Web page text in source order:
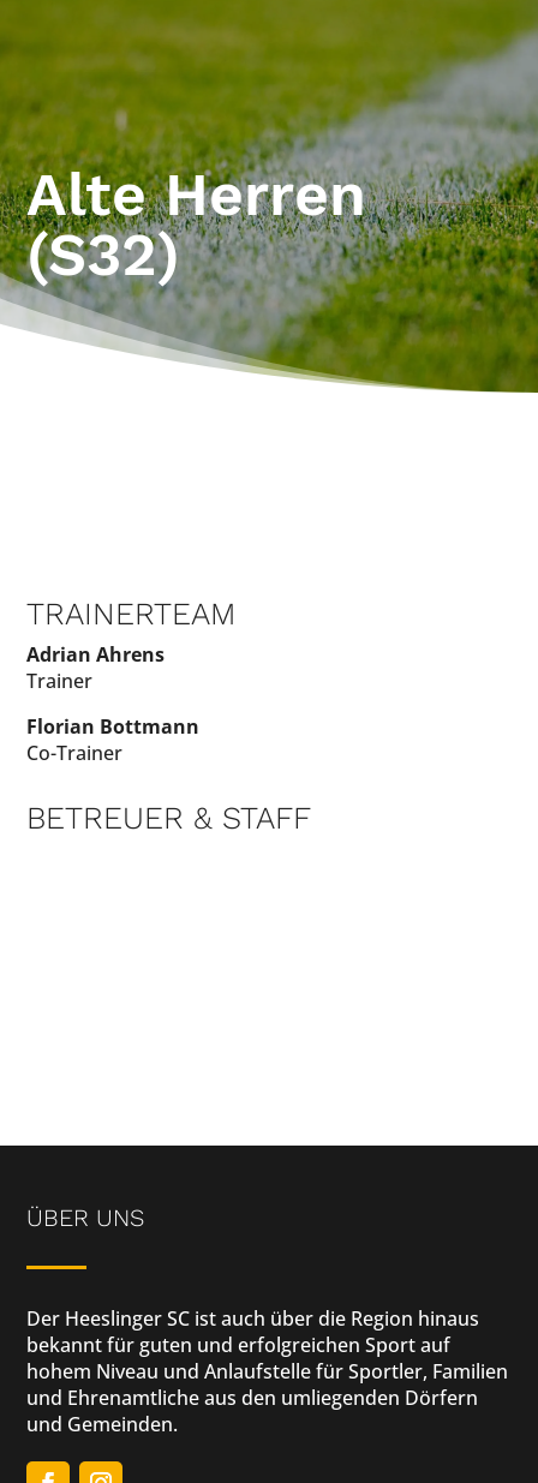
Alte Herren
(S32)
TRAINERTEAM
Adrian Ahrens
Trainer
Florian Bottmann
Co-Trainer
BETREUER & STAFF
ÜBER UNS
Der Heeslinger SC ist auch über die Region hinaus
bekannt für guten und erfolgreichen Sport auf
hohem Niveau und Anlaufstelle für Sportler, Familien
und Ehrenamtliche aus den umliegenden Dörfern
und Gemeinden.